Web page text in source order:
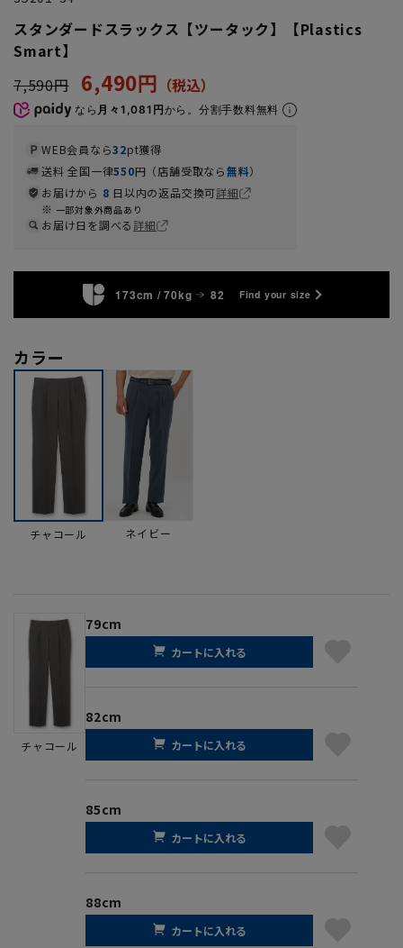
スタンダードスラックス【ツータック】【Plastics
Smart】
7,590円 6,490円
なら 月々1,081円から。分割手数料無料
WEB会員なら32pt獲得
送料 全国一律550円（店舗受取なら無料）
お届けから 8 日以内の返品交換可詳細
一部対象外商品あり
お届け日を調べる詳細
173cm / 70kg 82 Find your size
カラー
チャコール ネイビー
チャコール
79cm
カートに入れる
82cm
カートに入れる
85cm
カートに入れる
88cm
カートに入れる